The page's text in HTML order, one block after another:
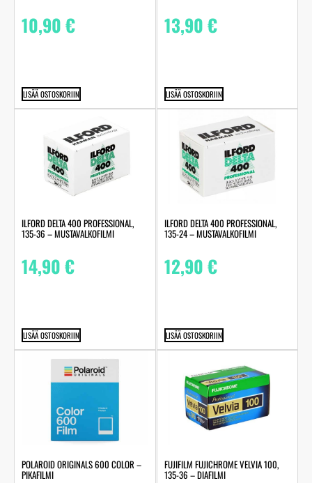
10,90€
LISÄÄ OSTOSKORIIN
13,90€
LISÄÄ OSTOSKORIIN
ILFORD DELTA 400 PROFESSIONAL,
135-36 – MUSTAVALKOFILMI
14,90€
LISÄÄ OSTOSKORIIN
ILFORD DELTA 400 PROFESSIONAL,
135-24 – MUSTAVALKOFILMI
12,90€
LISÄÄ OSTOSKORIIN
POLAROID ORIGINALS 600 COLOR –
PIKAFILMI
FUJIFILM FUJICHROME VELVIA 100,
135-36 – DIAFILMI